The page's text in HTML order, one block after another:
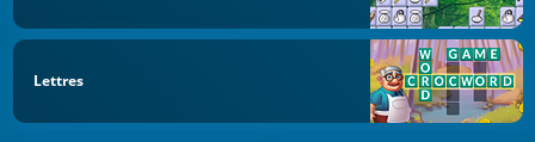
Lettres